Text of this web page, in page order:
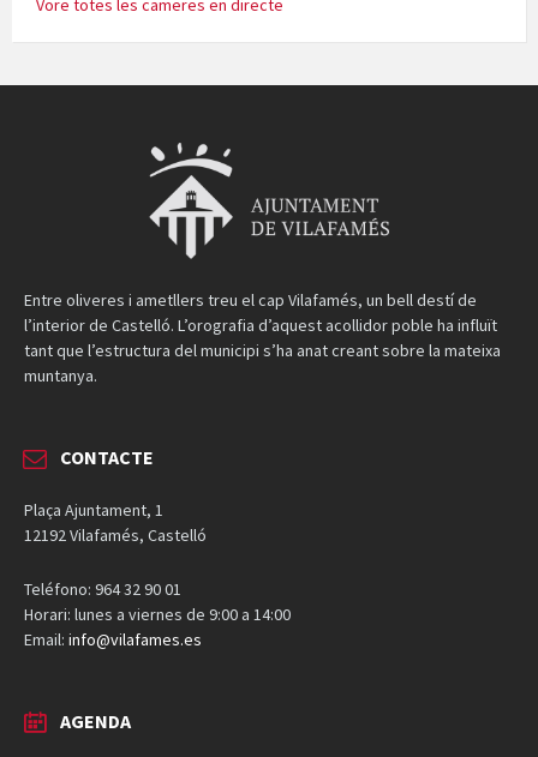
Vore totes les cameres en directe
Entre oliveres i ametllers treu el cap Vilafamés, un bell destí de
l’interior de Castelló. L’orografia d’aquest acollidor poble ha influït
tant que l’estructura del municipi s’ha anat creant sobre la mateixa
muntanya.
CONTACTE
Plaça Ajuntament, 1
12192 Vilafamés, Castelló
Teléfono: 964 32 90 01
Horari: lunes a viernes de 9:00 a 14:00
Email: info@vilafames.es
AGENDA